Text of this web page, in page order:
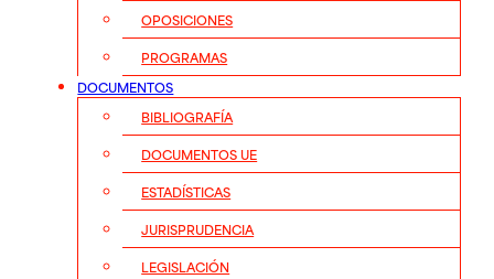
OPOSICIONES
PROGRAMAS
DOCUMENTOS
BIBLIOGRAFÍA
DOCUMENTOS UE
ESTADÍSTICAS
JURISPRUDENCIA
LEGISLACIÓN